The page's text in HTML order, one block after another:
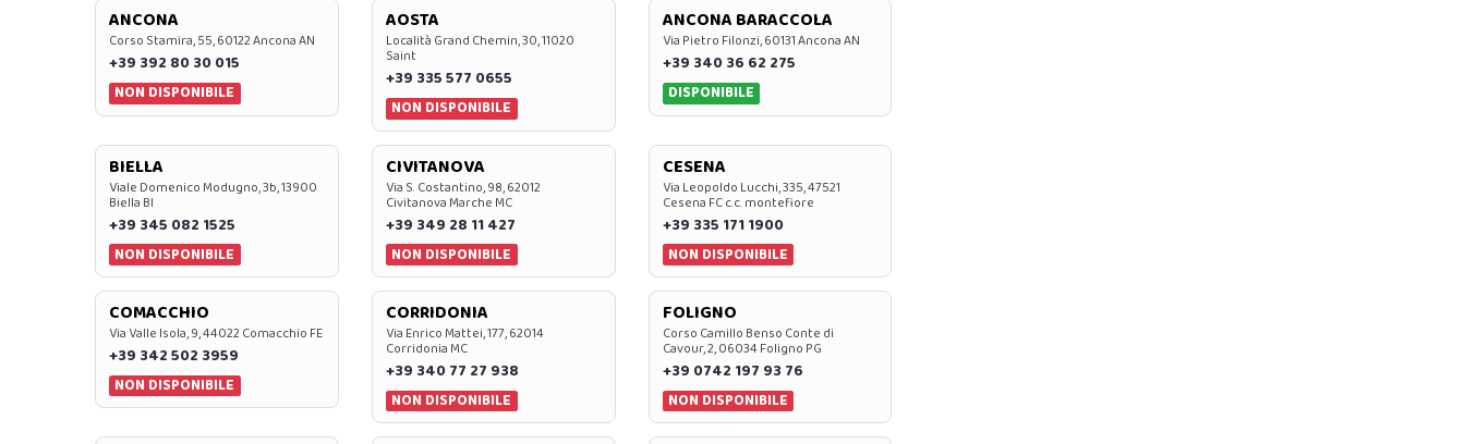
ANCONA
Corso Stamira, 55, 60122 Ancona AN
+39 392 80 30 015
NON DISPONIBILE
AOSTA
Località Grand Chemin, 30, 11020
Saint
+39 335 577 0655
NON DISPONIBILE
ANCONA BARACCOLA
Via Pietro Filonzi, 60131 Ancona AN
+39 340 36 62 275
DISPONIBILE
BIELLA
Viale Domenico Modugno, 3b, 13900
Biella BI
+39 345 082 1525
NON DISPONIBILE
CIVITANOVA
Via S. Costantino, 98, 62012
Civitanova Marche MC
+39 349 28 11 427
NON DISPONIBILE
CESENA
Via Leopoldo Lucchi, 335, 47521
Cesena FC c.c. montefiore
+39 335 171 1900
NON DISPONIBILE
COMACCHIO
Via Valle Isola, 9, 44022 Comacchio FE
+39 342 502 3959
NON DISPONIBILE
CORRIDONIA
Via Enrico Mattei, 177, 62014
Corridonia MC
+39 340 77 27 938
NON DISPONIBILE
FOLIGNO
Corso Camillo Benso Conte di
Cavour, 2, 06034 Foligno PG
+39 0742 197 93 76
NON DISPONIBILE